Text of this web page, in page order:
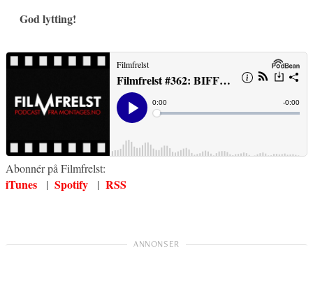
God lytting!
Abonnér på Filmfrelst:
iTunes | Spotify | RSS